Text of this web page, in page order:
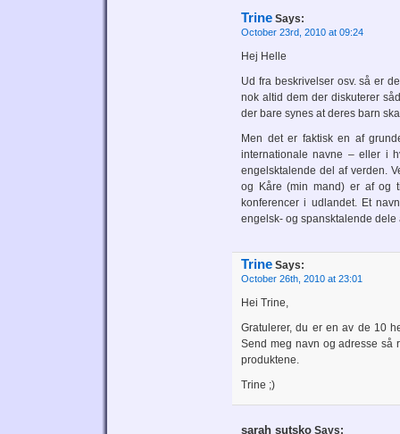
Trine Says:
October 23rd, 2010 at 09:24
Hej Helle
Ud fra beskrivelser osv. så er
nok altid dem der diskuterer
der bare synes at deres barn
Men det er faktisk en af
internationale navne – eller i
engelsktalende del af verden.
og Kåre (min mand) er af og
konferencer i udlandet. Et
engelsk- og spansktalende dele
Trine Says:
October 26th, 2010 at 23:01
Hei Trine,
Gratulerer, du er en av de 10
Send meg navn og adresse så
produktene.
Trine ;)
sarah sutsko Says: